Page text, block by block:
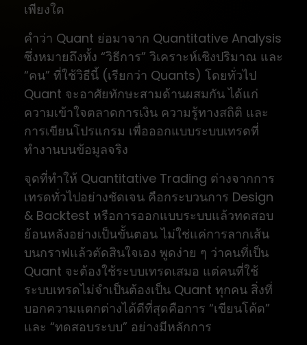
เพียงใด
คำว่า Quant ย่อมาจาก Quantitative Analysis
ซึ่งหมายถึงทั้ง “วิธีการ” วิเคราะห์เชิงปริมาณ และ
“คน” ที่ใช้วิธีนี้ (เรียกว่า Quants) โดยทั่วไป
Quant จะอาศัยทักษะสามด้านผสมกัน ได้แก่
ความเข้าใจตลาดการเงิน ความรู้ทางสถิติ และ
การเขียนโปรแกรม เพื่อออกแบบระบบเทรดที่
ทำงานบนข้อมูลจริง
จุดที่ทำให้ Quantitative Trading ต่างจากการ
เทรดทั่วไปอย่างชัดเจน คือกระบวนการ Design
& Backtest หรือการออกแบบระบบแล้วทดสอบ
ย้อนหลังอย่างเป็นขั้นตอน ไม่ใช่แค่การลากเส้น
บนกราฟแล้วตัดสินใจเอง พูดง่าย ๆ ว่าคนที่เป็น
Quant จะต้องใช้ระบบเทรดเสมอ แต่คนที่ใช้
ระบบเทรดไม่จำเป็นต้องเป็น Quant ทุกคน สิ่งที่
บอกความแตกต่างได้ดีที่สุดคือการ “เขียนโค้ด”
และ “ทดสอบระบบ” อย่างมีหลักการ